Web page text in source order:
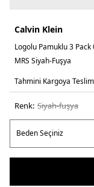
Calvin Klein
Logolu Pamuklu 3
MRS Siyah-Fuşya
Tahmini Kargoya
Renk: siyah-fuşya